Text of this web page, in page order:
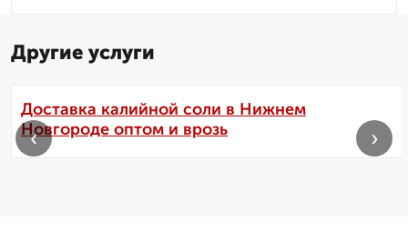
Другие услуги
Доставка калийной соли в Нижнем
Новгороде оптом и врозь
‹ ›